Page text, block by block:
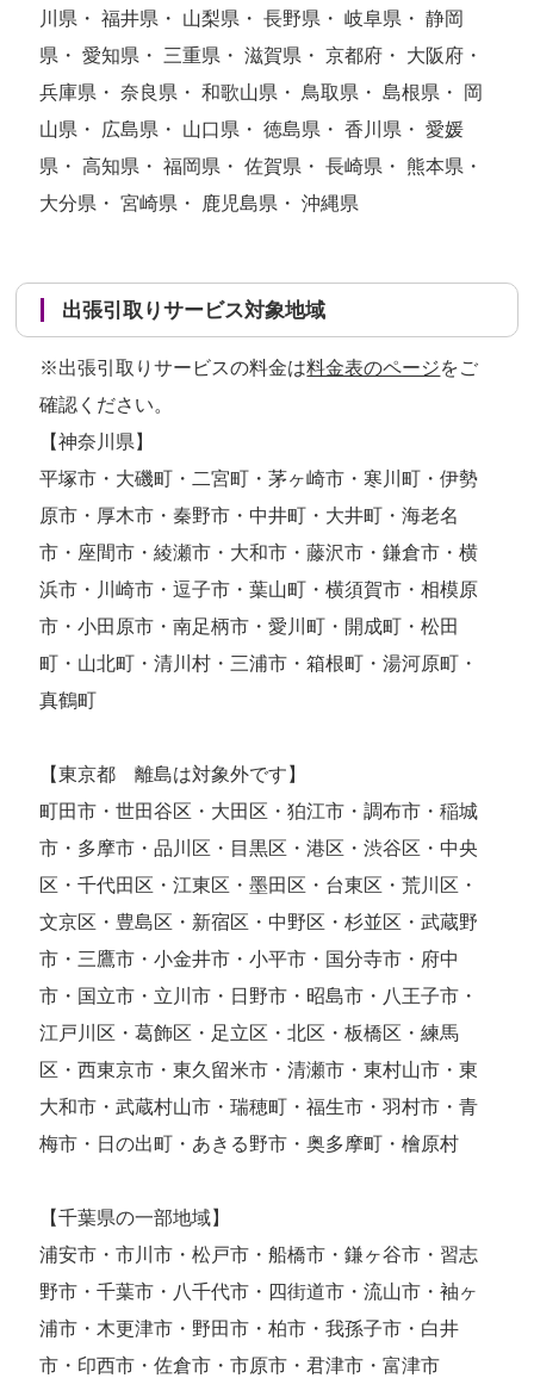
川県・ 福井県・ 山梨県・ 長野県・ 岐阜県・ 静岡
県・ 愛知県・ 三重県・ 滋賀県・ 京都府・ 大阪府・
兵庫県・ 奈良県・ 和歌山県・ 鳥取県・ 島根県・ 岡
山県・ 広島県・ 山口県・ 徳島県・ 香川県・ 愛媛
県・ 高知県・ 福岡県・ 佐賀県・ 長崎県・ 熊本県・
大分県・ 宮崎県・ 鹿児島県・ 沖縄県
出張引取りサービス対象地域
※出張引取りサービスの料金は料金表のページをご
確認ください。
【神奈川県】
平塚市・大磯町・二宮町・茅ヶ崎市・寒川町・伊勢
原市・厚木市・秦野市・中井町・大井町・海老名
市・座間市・綾瀬市・大和市・藤沢市・鎌倉市・横
浜市・川崎市・逗子市・葉山町・横須賀市・相模原
市・小田原市・南足柄市・愛川町・開成町・松田
町・山北町・清川村・三浦市・箱根町・湯河原町・
真鶴町
【東京都 離島は対象外です】
町田市・世田谷区・大田区・狛江市・調布市・稲城
市・多摩市・品川区・目黒区・港区・渋谷区・中央
区・千代田区・江東区・墨田区・台東区・荒川区・
文京区・豊島区・新宿区・中野区・杉並区・武蔵野
市・三鷹市・小金井市・小平市・国分寺市・府中
市・国立市・立川市・日野市・昭島市・八王子市・
江戸川区・葛飾区・足立区・北区・板橋区・練馬
区・西東京市・東久留米市・清瀬市・東村山市・東
大和市・武蔵村山市・瑞穂町・福生市・羽村市・青
梅市・日の出町・あきる野市・奥多摩町・檜原村
【千葉県の一部地域】
浦安市・市川市・松戸市・船橋市・鎌ヶ谷市・習志
野市・千葉市・八千代市・四街道市・流山市・袖ヶ
浦市・木更津市・野田市・柏市・我孫子市・白井
市・印西市・佐倉市・市原市・君津市・富津市